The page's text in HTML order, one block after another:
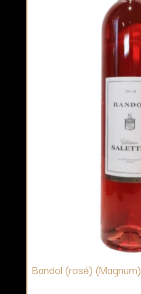
Bandol (rosé)